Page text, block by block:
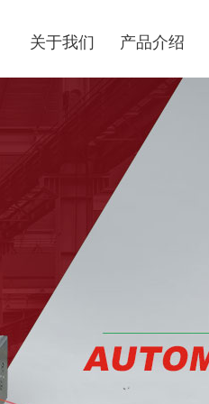
关于我们 产品介绍